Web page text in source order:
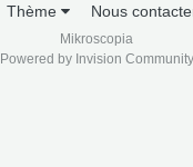
Thème Nous
Mikroscopia
Powered by Invision Community